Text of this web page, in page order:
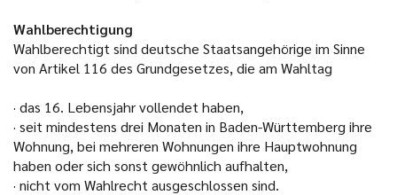
Wahlberechtigung
Wahlberechtigt sind deutsche Staatsangehörige im Sinne
von Artikel 116 des Grundgesetzes, die am Wahltag
· das 16. Lebensjahr vollendet haben,
· seit mindestens drei Monaten in Baden-Württemberg ihre
Wohnung, bei mehreren Wohnungen ihre Hauptwohnung
haben oder sich sonst gewöhnlich aufhalten,
· nicht vom Wahlrecht ausgeschlossen sind.